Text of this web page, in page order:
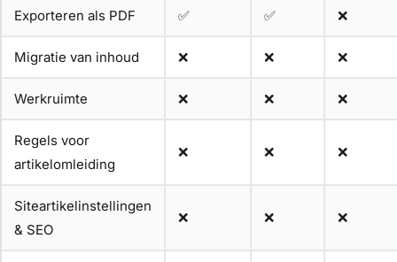
Exporteren als PDF ✅ ✅ ❌
Migratie van inhoud ❌ ❌ ❌
Werkruimte ❌ ❌ ❌
Regels voor
artikelomleiding
❌ ❌ ❌
Siteartikelinstellingen
& SEO
❌ ❌ ❌